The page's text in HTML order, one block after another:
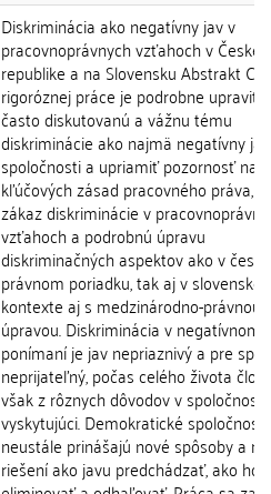
Diskriminácia ako negatívny jav v
pracovnoprávnych vzťahoch v Českej
republike a na Slovensku Abstrakt
rigoróznej práce je podrobne upraviť
často diskutovanú a vážnu tému
diskriminácie ako najmä negatívny jav
spoločnosti a upriamiť pozornosť na
kľúčových zásad pracovného práva,
zákaz diskriminácie v
vzťahoch a podrobnú úpravu
diskriminačných aspektov ako v
právnom poriadku, tak aj v
kontexte aj s medzinárodno-právnou
úpravou. Diskriminácia v negatívnom
ponímaní je jav nepriaznivý a pre
neprijateľný, počas celého života
však z rôznych dôvodov v spoločnosti
vyskytujúci. Demokratické
neustále prinášajú nové spôsoby a
riešení ako javu predchádzať, ako ho